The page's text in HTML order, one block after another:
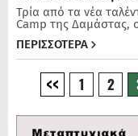
Τρία από τα νέα
Camp της Δαμάστας,
ΠΕΡΙΣΣΟΤΕΡΑ
1 2